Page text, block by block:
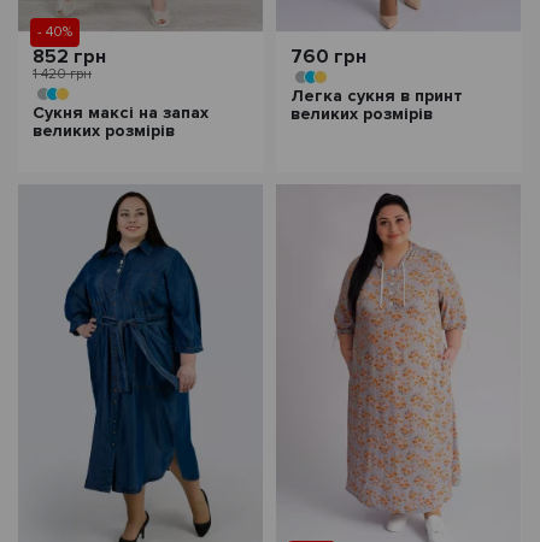
- 40%
852 грн
1 420 грн
Сукня максі на запах
великих розмірів
760 грн
Легка сукня в принт
великих розмірів